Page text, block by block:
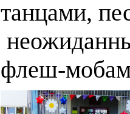
танцами,
флеш-